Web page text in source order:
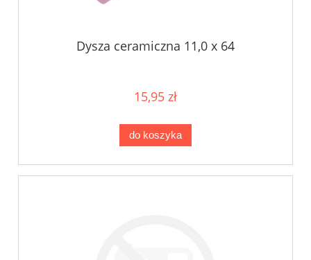
Dysza ceramiczna 11,0 x 64
15,95 zł
do koszyka